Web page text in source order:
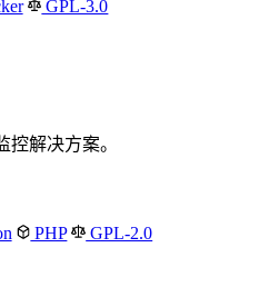
GPL-3.0
解决方案。
PHP GPL-2.0